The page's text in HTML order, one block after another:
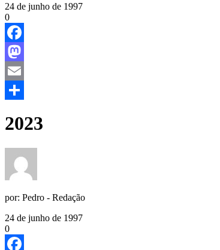
24 de junho de 1997
0
Facebook
Mastodon
Email
2023
por: Pedro - Redação
24 de junho de 1997
0